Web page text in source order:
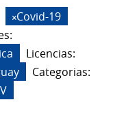
Covid-19
Licencias:
Categorias: